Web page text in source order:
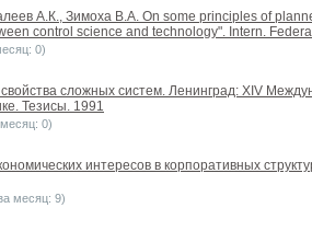
А.К., Зимоха В.А. On some principles of
control science and technology". Intern.
0)
сложных систем. Ленинград: XIV
Тезисы. 1991
0)
интересов в корпоративных
месяц: 9)